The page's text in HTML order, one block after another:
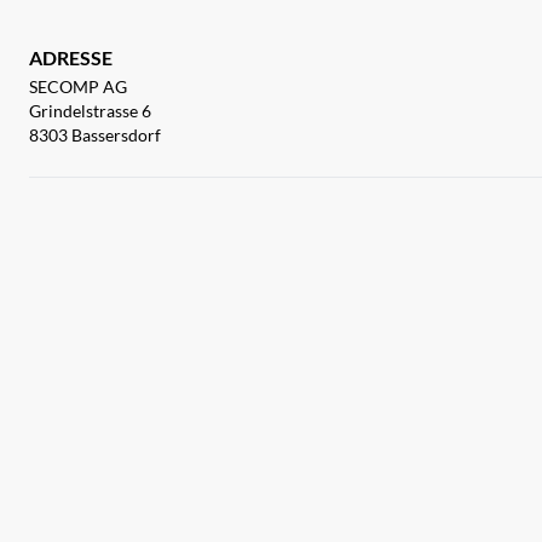
ADRESSE
SECOMP AG
Grindelstrasse 6
8303 Bassersdorf